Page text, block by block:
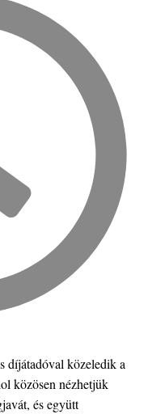
díjátadóval közeledik a
közösen nézhetjük
és együtt